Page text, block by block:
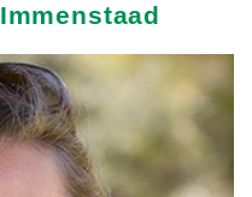
Immenstaad